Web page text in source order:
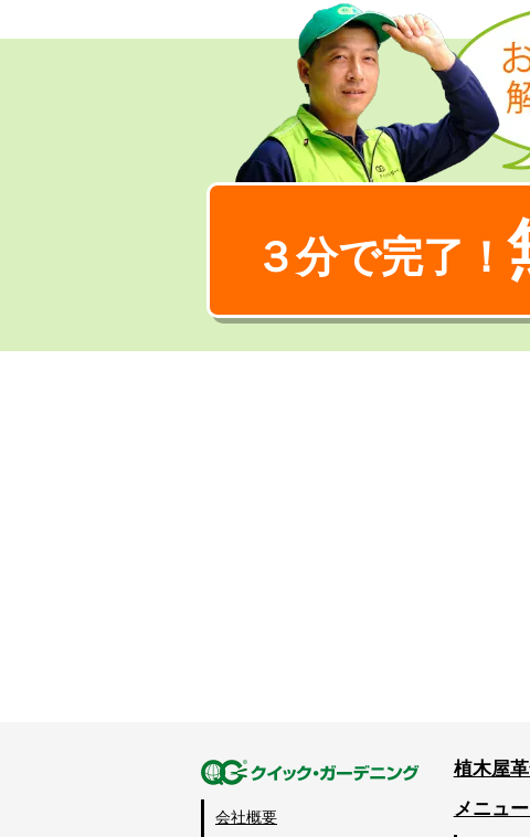
３分で完了！
会社概要
植木屋
メニュ